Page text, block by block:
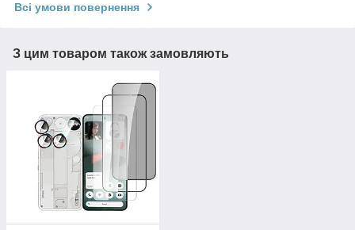
Всі умови повернення
З цим товаром також замовляють